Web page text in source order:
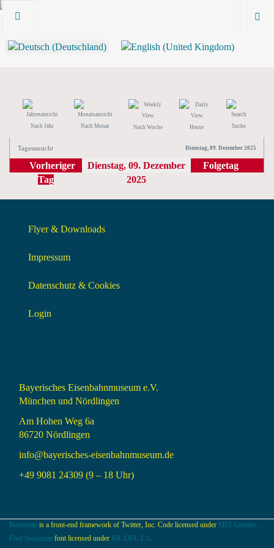
Nach Jahr Nach Monat Nach Woche Heute Suche
Tagesansicht Dienstag, 09. Dezember 2025
Vorheriger
Tag
Dienstag, 09. Dezember
2025
Folgetag
Flyer & Downloads
Impressum
Datenschutz & Cookies
Login
Bayerisches Eisenbahnmuseum e.V.
München und Nördlingen
Am Hohen Weg 6a
86720 Nördlingen
info@bayerisches-eisenbahnmuseum.de
+49 9081 24309 (9 – 18 Uhr)
Bootstrap is a front-end framework of Twitter, Inc. Code licensed under MIT License.
Font Awesome font licensed under SIL OFL 1.1 .